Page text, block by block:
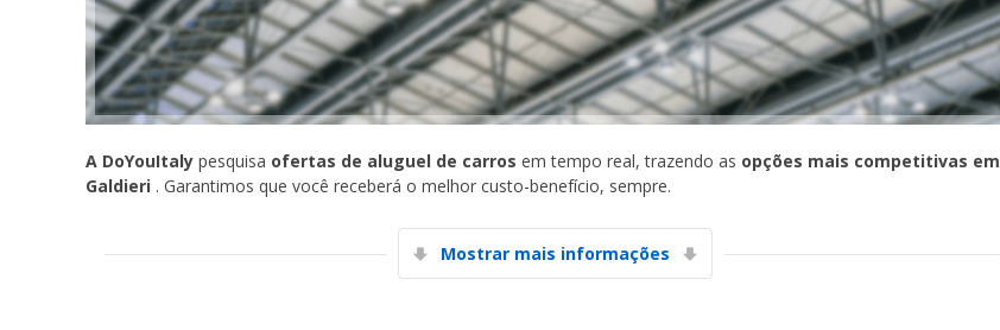
A DoYouItaly pesquisa ofertas de aluguel de carros em tempo real, trazendo as opções mais competitivas em
Galdieri . Garantimos que você receberá o melhor custo-benefício, sempre.
Mostrar mais informações